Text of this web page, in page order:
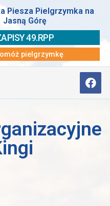
Piesza Pielgrzymka na
Jasną Górę
49.RPP
pielgrzymkę